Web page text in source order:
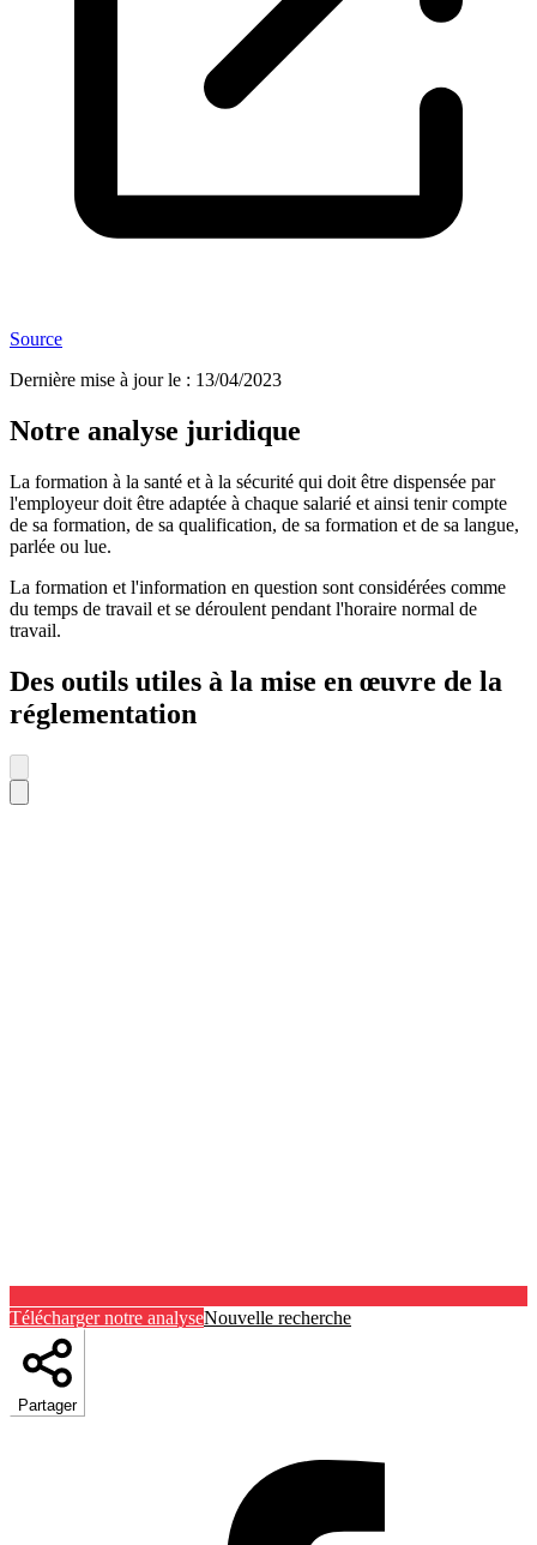
Source
Dernière mise à jour le : 13/04/2023
Notre analyse juridique
La formation à la santé et à la sécurité qui doit être dispensée par
l'employeur doit être adaptée à chaque salarié et ainsi tenir compte
de sa formation, de sa qualification, de sa formation et de sa langue,
parlée ou lue.
La formation et l'information en question sont considérées comme
du temps de travail et se déroulent pendant l'horaire normal de
travail.
Des outils utiles à la mise en œuvre de la
réglementation
Télécharger notre analyseNouvelle recherche
Partager